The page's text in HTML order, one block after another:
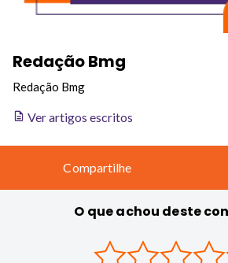
Redação Bmg
Redação Bmg
Ver artigos escritos
Compartilhe
O que achou deste